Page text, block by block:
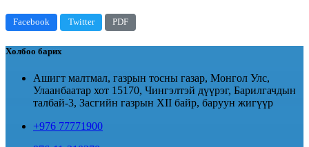
Facebook Twitter PDF
Холбоо барих
Ашигт малтмал, газрын тосны газар, Монгол Улс,
Улаанбаатар хот 15170, Чингэлтэй дүүрэг, Барилгачдын
талбай-3, Засгийн газрын XII байр, баруун жигүүр
+976 77771900